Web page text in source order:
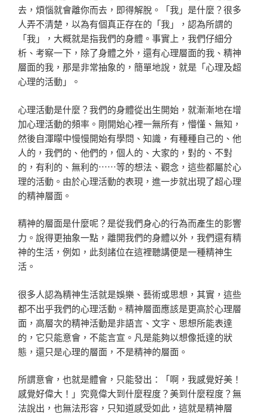
去，煩惱就會離你而去，即得解脫。「我」是什麼？很多
人弄不清楚，以為有個真正存在的「我」，認為所謂的
「我」，大概就是指我們的身體。事實上，我們仔細分
析、考察一下，除了身體之外，還有心理層面的我、精神
層面的我，那是非常抽象的，簡單地說，就是「心理及超
心理的活動」。
心理活動是什麼？我們的身體從出生開始，就漸漸地在增
加心理活動的頻率。剛開始心裡一無所有，懵懂、無知，
然後自渾矇中慢慢開始有學問、知識，有種種自己的、他
人的，我們的、他們的，個人的、大家的，對的、不對
的，有利的、無利的⋯⋯等的想法、觀念，這些都屬於心
理的活動。由於心理活動的表現，進一步就出現了超心理
的精神層面。
精神的層面是什麼呢？是從我們身心的行為而產生的影響
力。說得更抽象一點，離開我們的身體以外，我們還有精
神的生活，例如，此刻諸位在這裡聽講便是一種精神生
活。
很多人認為精神生活就是娛樂、藝術或思想，其實，這些
都不出乎我們的心理活動。精神層面應該是更高於心理層
面，高層次的精神活動是非語言、文字、思想所能表達
的，它只能意會，不能言宣。凡是能夠以想像抵達的狀
態，還只是心理的層面，不是精神的層面。
所謂意會，也就是體會，只能發出：「啊，我感覺好美！
感覺好偉大！」究竟偉大到什麼程度？美到什麼程度？無
法說出，也無法形容，只知道感受如此，這就是精神層